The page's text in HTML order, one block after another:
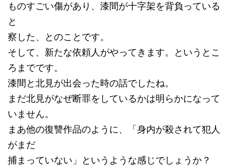
ものすごい傷があり、漆間が十字架を背負っている
と
察した、とのことです。
そして、新たな依頼人がやってきます。というとこ
ろまでです。
漆間と北見が出会った時の話でしたね。
まだ北見がなぜ断罪をしているかは明らかになって
いません。
まあ他の復讐作品のように、「身内が殺されて犯人
がまだ
捕まっていない」というような感じでしょうか？